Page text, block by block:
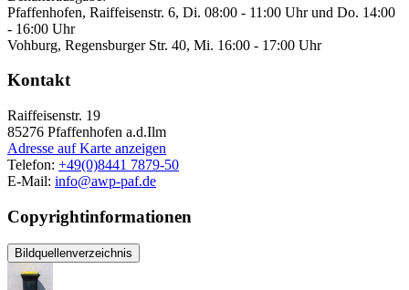
Pfaffenhofen, Raiffeisenstr. 6, Di. 08:00 - 11:00 Uhr und Do. 14:00
- 16:00 Uhr
Vohburg, Regensburger Str. 40, Mi. 16:00 - 17:00 Uhr
Kontakt
Raiffeisenstr. 19
85276 Pfaffenhofen a.d.Ilm
Adresse auf Karte anzeigen
Telefon: +49(0)8441 7879-50
E-Mail: info@awp-paf.de
Copyrightinformationen
Bildquellenverzeichnis